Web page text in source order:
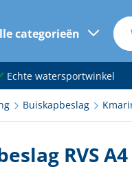
categorieën
Echte watersportwinkel
Buiskapbeslag
RVS